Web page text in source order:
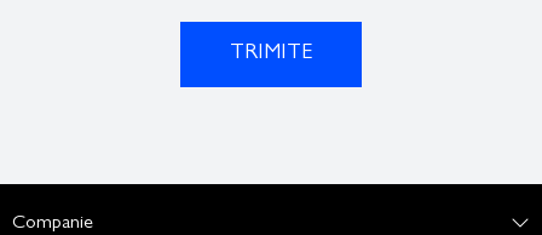
TRIMITE
Companie